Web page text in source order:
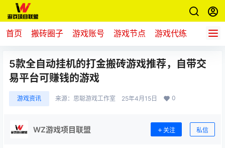
首页 搬砖圈子 游戏账号 游戏节点 游戏代练 新游推
5款全自动挂机的打金搬砖游戏推荐，自带交
易平台可赚钱的游戏
游戏资讯 来源： 思聪游戏工作室 25年4月15日 0
WZ游戏项目联盟 关注 私信